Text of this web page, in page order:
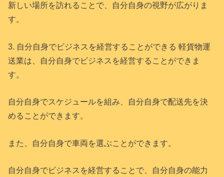
新しい場所を訪れることで、自分自身の視野が広がりま
す。
3. 自分自身でビジネスを経営することができる 軽貨物運
送業は、自分自身でビジネスを経営することができま
す。
自分自身でスケジュールを組み、自分自身で配送先を決
めることができます。
また、自分自身で車両を選ぶことができます。
自分自身でビジネスを経営することで、自分自身の能力